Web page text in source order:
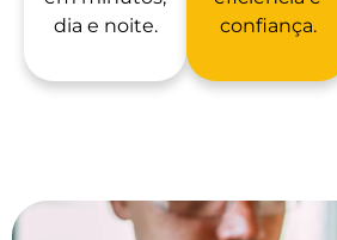
dia e noite.
confiança.